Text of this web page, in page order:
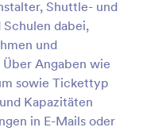
Shuttle- und
dabei,
und
Angaben wie
sowie Tickettyp
Kapazitäten
in E-Mails oder